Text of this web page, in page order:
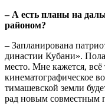
– А есть планы на
районом?
– Запланирована
династии Кубани».
место. Мне кажется, всё
кинематографическое
тимашевской земли
рад новым совместным